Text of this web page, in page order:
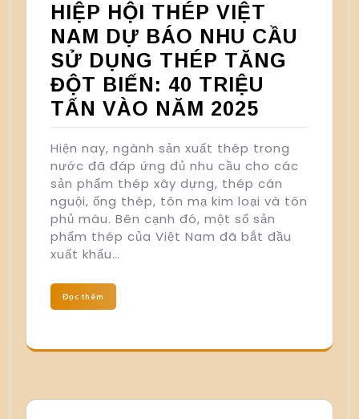
HIỆP HỘI THÉP VIỆT
NAM DỰ BÁO NHU CẦU
SỬ DỤNG THÉP TĂNG
ĐỘT BIẾN: 40 TRIỆU
TẤN VÀO NĂM 2025
Hiện nay, ngành sản xuất thép trong
nước đã đáp ứng đủ nhu cầu cho các
sản phẩm thép xây dựng, thép cán
nguội, ống thép, tôn mạ kim loại và tôn
phủ màu. Bên cạnh đó, một số sản
phẩm thép của Việt Nam đã bắt đầu
xuất khẩu…
Đọc thêm